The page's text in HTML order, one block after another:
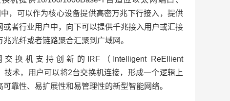
，可以作为核心设备提供高密万兆下行接入，提供
或者行业用户中，向下可以提供千兆接入用户或汇接
光纤或者链路聚合汇聚到广域网。
交换机支持创新的IRF（Intelligent ReEIlient
技术，用户可以将2台交换机连接，形成一个逻辑上
靠性、易扩展性和易管理性的新型智能网络。